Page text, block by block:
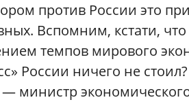
против России это
Вспомним, кстати,
темпов мирового
России ничего не
министр